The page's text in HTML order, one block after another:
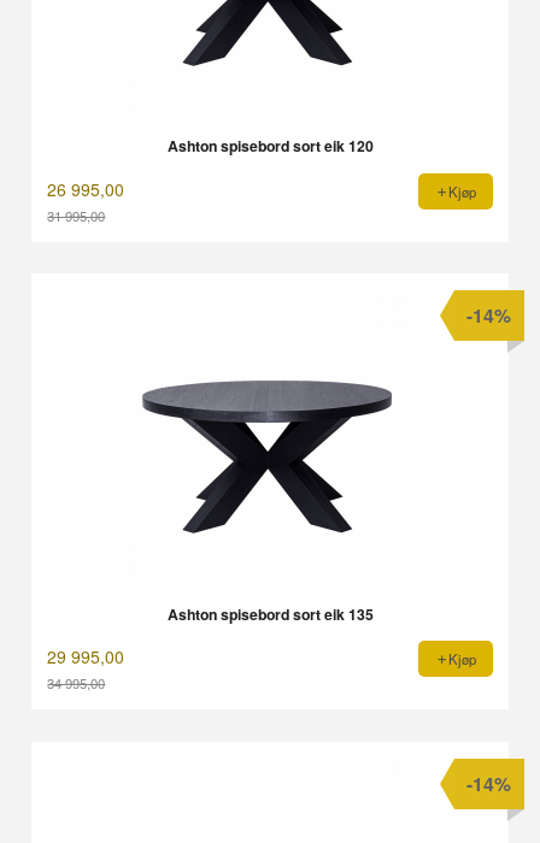
Ashton spisebord sort eik 120
26 995,00
31 995,00
Kjøp
Ashton spisebord sort eik 135
29 995,00
34 995,00
-14%
Kjøp
-14%